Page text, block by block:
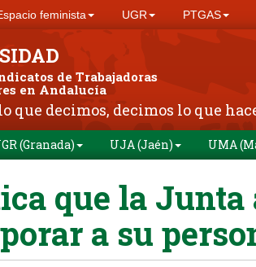
feminista UGR PTGAS
de Trabajadoras
en Andalucía
que decimos, decimos lo que
(Granada) UJA (Jaén) UMA
que la Junta
a su